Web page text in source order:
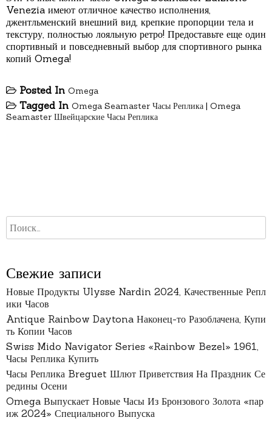
Venezia имеют отличное качество исполнения,
джентльменский внешний вид, крепкие пропорции тела и
текстуру, полностью лояльную ретро! Предоставьте еще один
спортивный и повседневный выбор для спортивного рынка
копий Omega!
Posted In Omega
Tagged In Omega Seamaster Часы Реплика | Omega
Seamaster Швейцарские Часы Реплика
Свежие записи
Новые Продукты Ulysse Nardin 2024, Качественные Репл
ики Часов
Antique Rainbow Daytona Наконец-то Разоблачена, Купи
ть Копии Часов
Swiss Mido Navigator Series «Rainbow Bezel» 1961,
Часы Реплика Купить
Часы Реплика Breguet Шлют Приветствия На Праздник Се
редины Осени
Omega Выпускает Новые Часы Из Бронзового Золота «пар
иж 2024» Специального Выпуска